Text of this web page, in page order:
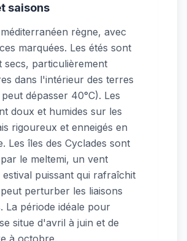
saisons
règne, avec
marquées. Les étés sont
secs, particulièrement
dans l'intérieur des terres
dépasser 40°C). Les
doux et humides sur les
rigoureux et enneigés en
Les îles des Cyclades sont
le meltemi, un vent
puissant qui rafraîchit
perturber les liaisons
La période idéale pour
situe d'avril à juin et de
à octobre.